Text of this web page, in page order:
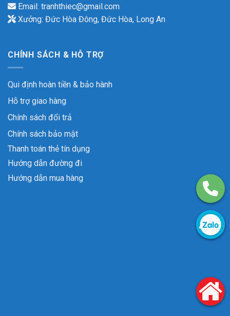
Email: tranhthiec@gmail.com
Xưởng: Đức Hòa Đông, Đức Hòa, Long An
CHÍNH SÁCH & HỖ TRỢ
Qui định hoàn tiền & bảo hành
Hỗ trợ giao hàng
Chính sách đổi trả
Chính sách bảo mật
Thanh toán thẻ tín dụng
Hướng dẫn đường đi
Hướng dẫn mua hàng